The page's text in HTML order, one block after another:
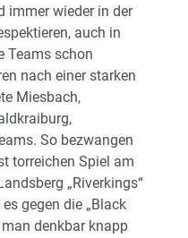
immer wieder in der
auch in
Teams schon
nach einer starken
Miesbach,
So bezwangen
torreichen Spiel am
„Riverkings“
gegen die „Black
denkbar knapp